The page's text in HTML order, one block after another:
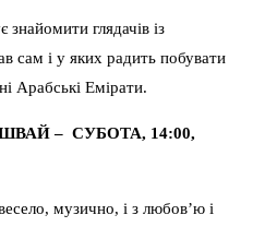
глядачів із
сам і у яких радить побувати
Арабські Емірати.
– СУБОТА, 14:00,
музично, і з любов’ю і